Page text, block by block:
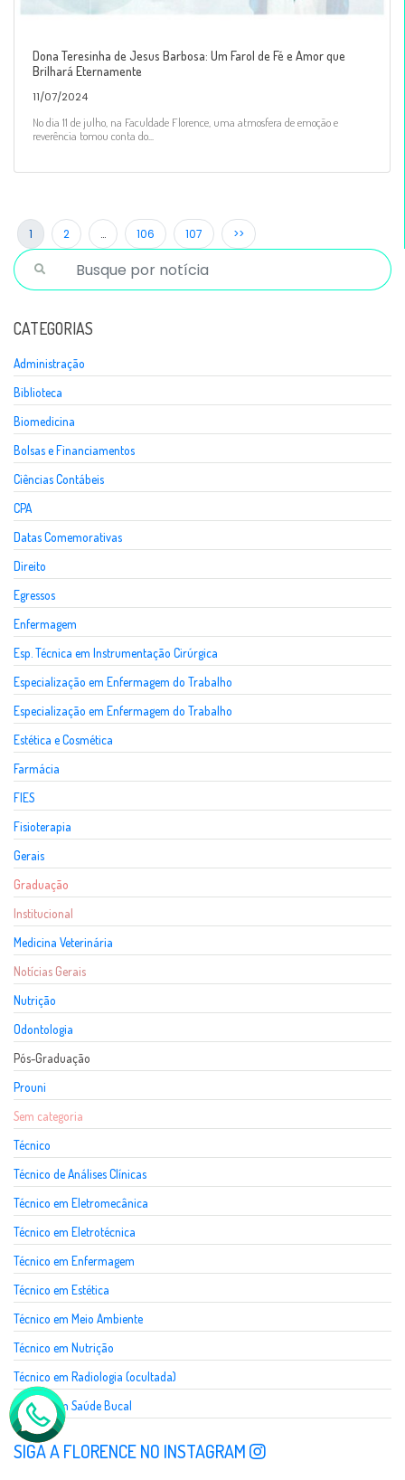
Dona Teresinha de Jesus Barbosa: Um Farol de Fé e Amor que
Brilhará Eternamente
11/07/2024
No dia 11 de julho, na Faculdade Florence, uma atmosfera de emoção e
reverência tomou conta do...
1 2 … 106 107 >>
CATEGORIAS
Administração
Biblioteca
Biomedicina
Bolsas e Financiamentos
Ciências Contábeis
CPA
Datas Comemorativas
Direito
Egressos
Enfermagem
Esp. Técnica em Instrumentação Cirúrgica
Especialização em Enfermagem do Trabalho
Especialização em Enfermagem do Trabalho
Estética e Cosmética
Farmácia
FIES
Fisioterapia
Gerais
Graduação
Institucional
Medicina Veterinária
Notícias Gerais
Nutrição
Odontologia
Pós-Graduação
Prouni
Sem categoria
Técnico
Técnico de Análises Clínicas
Técnico em Eletromecânica
Técnico em Eletrotécnica
Técnico em Enfermagem
Técnico em Estética
Técnico em Meio Ambiente
Técnico em Nutrição
Técnico em Radiologia (ocultada)
Técnico em Saúde Bucal
SIGA A FLORENCE NO INSTAGRAM